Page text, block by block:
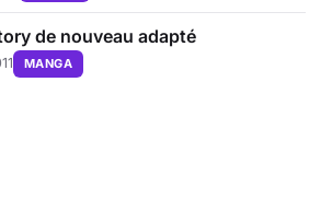
de nouveau adapté
MANGA